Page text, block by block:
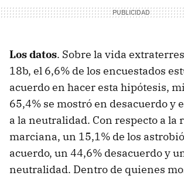
Los datos. Sobre la vida
18b, el 6,6% de los encuestados
acuerdo en hacer esta hipótesis,
65,4% se mostró en desacuerdo y
a la neutralidad. Con respecto a la
marciana, un 15,1% de los
acuerdo, un 44,6% desacuerdo y
neutralidad. Dentro de quienes